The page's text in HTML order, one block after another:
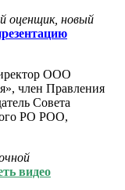
оценщик, новый
ООО
член Правления
Совета
РО РОО,
видео